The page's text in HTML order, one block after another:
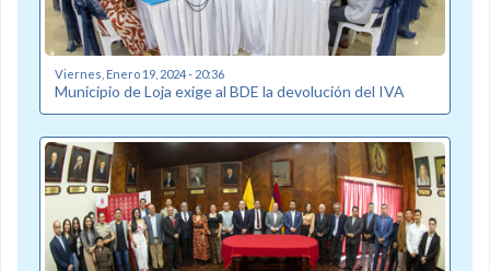
Viernes, Enero 19, 2024 - 20:36
Municipio de Loja exige al BDE la devolución del IVA